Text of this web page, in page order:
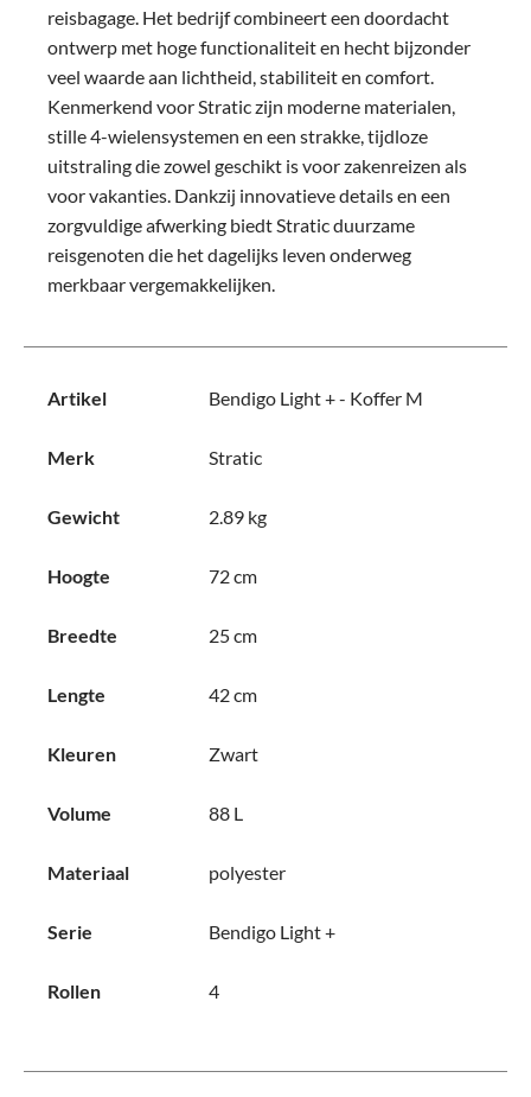
reisbagage. Het bedrijf combineert een doordacht
ontwerp met hoge functionaliteit en hecht bijzonder
veel waarde aan lichtheid, stabiliteit en comfort.
Kenmerkend voor Stratic zijn moderne materialen,
stille 4-wielensystemen en een strakke, tijdloze
uitstraling die zowel geschikt is voor zakenreizen als
voor vakanties. Dankzij innovatieve details en een
zorgvuldige afwerking biedt Stratic duurzame
reisgenoten die het dagelijks leven onderweg
merkbaar vergemakkelijken.
Artikel Bendigo Light + - Koffer M
Merk Stratic
Gewicht 2.89 kg
Hoogte 72 cm
Breedte 25 cm
Lengte 42 cm
Kleuren Zwart
Volume 88 L
Materiaal polyester
Serie Bendigo Light +
Rollen 4